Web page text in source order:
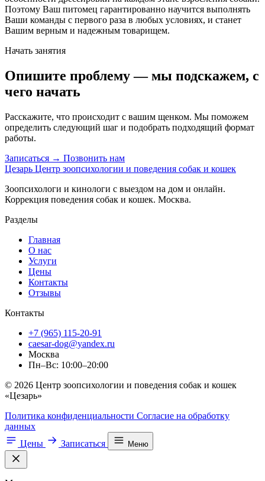
Поэтому Ваш питомец гарантированно научится выполнять
Ваши команды с первого раза в любых условиях, и станет
Вашим верным и надежным товарищем.
Начать занятия
Опишите проблему — мы подскажем, с
чего начать
Расскажите, что происходит с вашим щенком. Мы поможем
определить следующий шаг и подобрать подходящий формат
работы.
Записаться → Позвонить нам
Цезарь Центр зоопсихологии и поведения собак и кошек
Зоопсихологи и кинологи с выездом на дом и онлайн.
Коррекция поведения собак и кошек. Москва.
Разделы
Главная
О нас
Услуги
Цены
Контакты
Отзывы
Контакты
+7 (965) 115-20-91
caesar-dog@yandex.ru
Москва
Пн–Вс: 10:00–20:00
© 2026 Центр зоопсихологии и поведения собак и кошек
«Цезарь»
Политика конфиденциальности Согласие на обработку
данных
Цены
Записаться Меню